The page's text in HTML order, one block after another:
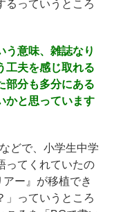
っていうところ
意味、雑誌なり
工夫を感じ取れる
部分も多分にある
かと思っています
どで、小学生中学
ってくれていたの
ー』が移植でき
」っていうところ